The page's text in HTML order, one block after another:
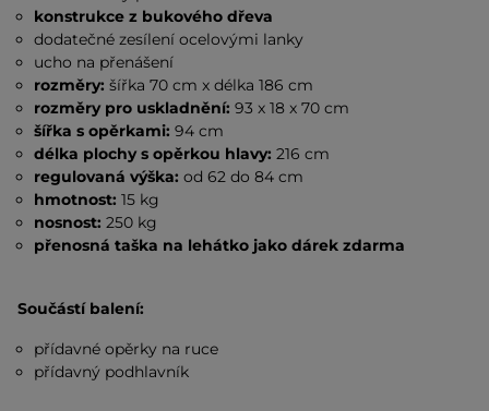
konstrukce z bukového dřeva
dodatečné zesílení ocelovými lanky
ucho na přenášení
rozměry: šířka 70 cm x délka 186 cm
rozměry pro uskladnění: 93 x 18 x 70 cm
šířka s opěrkami: 94 cm
délka plochy s opěrkou hlavy:216 cm
regulovaná výška:od 62 do 84 cm
hmotnost: 15 kg
nosnost: 250 kg
přenosná taška na lehátko jako dárek zdarma
Součástí balení:
přídavné opěrky na ruce
přídavný podhlavník